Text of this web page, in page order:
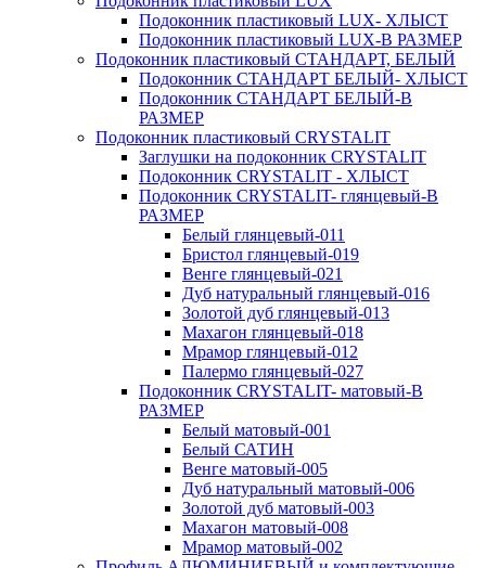
Подоконник пластиковый LUX- ХЛЫСТ
Подоконник пластиковый LUX-В РАЗМЕР
Подоконник пластиковый СТАНДАРТ, БЕЛЫЙ
Подоконник СТАНДАРТ БЕЛЫЙ- ХЛЫСТ
Подоконник СТАНДАРТ БЕЛЫЙ-В
РАЗМЕР
Подоконник пластиковый CRYSTALIT
Заглушки на подоконник CRYSTALIT
Подоконник CRYSTALIT - ХЛЫСТ
Подоконник CRYSTALIT- глянцевый-В
РАЗМЕР
Белый глянцевый-011
Бристол глянцевый-019
Венге глянцевый-021
Дуб натуральный глянцевый-016
Золотой дуб глянцевый-013
Махагон глянцевый-018
Мрамор глянцевый-012
Палермо глянцевый-027
Подоконник CRYSTALIT- матовый-В
РАЗМЕР
Белый матовый-001
Белый САТИН
Венге матовый-005
Дуб натуральный матовый-006
Золотой дуб матовый-003
Махагон матовый-008
Мрамор матовый-002